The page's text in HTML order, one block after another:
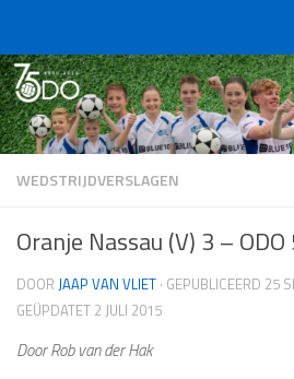
WEDSTRIJDVERSLAGEN
Oranje Nassau (V) 3 –
DOOR JAAP VAN VLIET · GEPUBLICEERD 25
GEÜPDATET 2 JULI 2015
Door Rob van der Hak